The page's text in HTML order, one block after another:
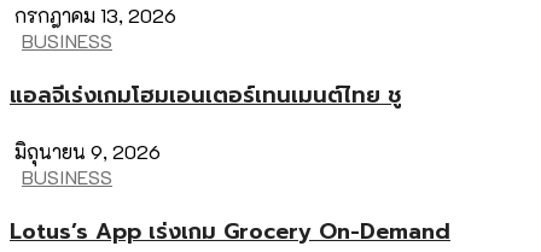
กรกฎาคม 13, 2026
BUSINESS
แอลจีเร่งเกมโฮมเอนเตอร์เทนเมนต์ไทย ชู
มิถุนายน 9, 2026
BUSINESS
Lotus’s App เร่งเกม Grocery On-Demand